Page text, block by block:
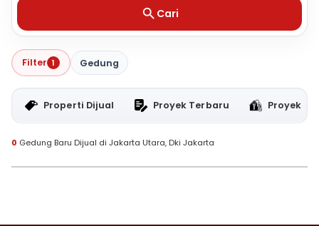
Cari
Filter 1 Gedung
Properti Dijual Proyek Terbaru Proyek
0 Gedung Baru Dijual di Jakarta Utara, Dki Jakarta